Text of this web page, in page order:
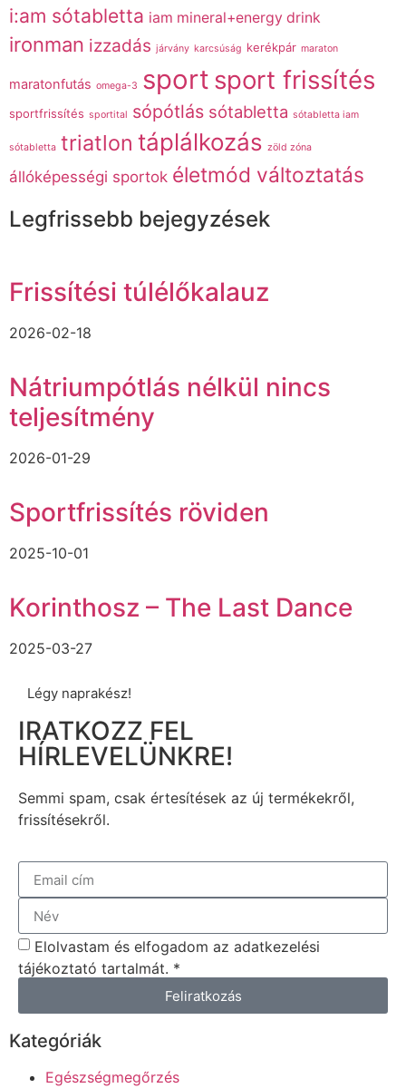
i:am sótabletta iam mineral+energy drink
ironman izzadás járvány karcsúság kerékpár maraton
maratonfutás omega-3 sport sport frissítés
sportfrissítés sportital sópótlás sótabletta sótabletta iam
sótabletta triatlon táplálkozás zöld zóna
állóképességi sportok életmód változtatás
Legfrissebb bejegyzések
Frissítési túlélőkalauz
2026-02-18
Nátriumpótlás nélkül nincs
teljesítmény
2026-01-29
Sportfrissítés röviden
2025-10-01
Korinthosz – The Last Dance
2025-03-27
Légy naprakész!
IRATKOZZ FEL
HÍRLEVELÜNKRE!
Semmi spam, csak értesítések az új termékekről,
frissítésekről.
Elolvastam és elfogadom az adatkezelési
tájékoztató tartalmát. *
Feliratkozás
Kategóriák
Egészségmegőrzés